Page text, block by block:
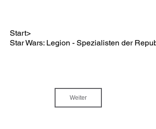
Start>
Star Wars: Legion - Spezialisten der
Weiter